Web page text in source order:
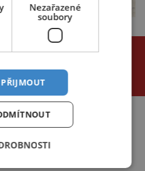
ČLÁNKY
3 dny
cyklóny netvoří u
Nezařazené
soubory